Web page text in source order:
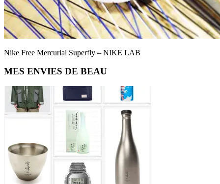
Nike Free Mercurial Superfly – NIKE LAB
Primary
Sidebar
MES ENVIES DE BEAU